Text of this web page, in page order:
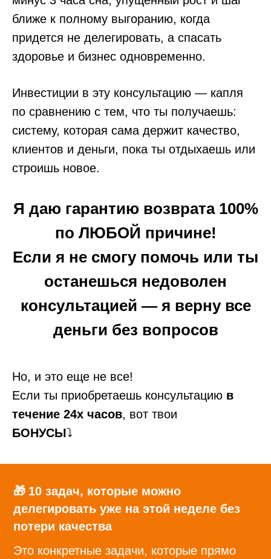
ближе к полному выгоранию, когда
придется не делегировать, а спасать
здоровье и бизнес одновременно.
Инвестиции в эту консультацию — капля
по сравнению с тем, что ты получаешь:
систему, которая сама держит качество,
клиентов и деньги, пока ты отдыхаешь или
строишь новое.
Я даю гарантию возврата 100%
по ЛЮБОЙ причине!
Если я не смогу помочь или ты
останешься недоволен
консультацией — я верну все
деньги без вопросов
Но, и это еще не все!
Если ты приобретаешь консультацию в
течение 24х часов, вот твои
БОНУСЫ⤵️
🎁 10 задач, которые можно
делегировать уже на этой неделе без
потери качества
Это конкретные задачи, которые прямо